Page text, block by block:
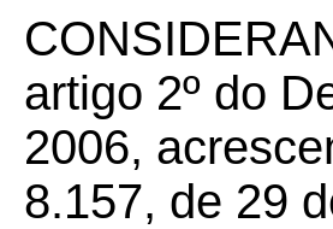
artigo 2º do
2006,
8.157, de 29